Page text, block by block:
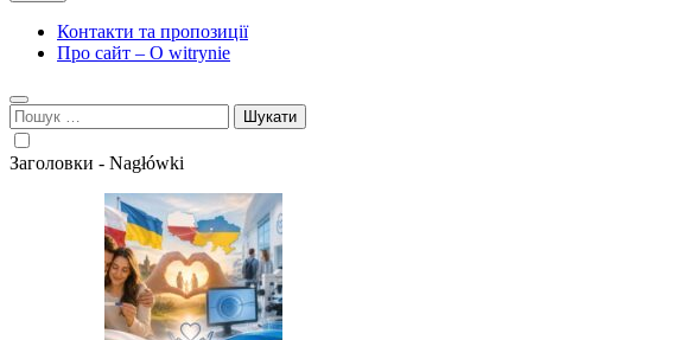
Контакти та пропозиції
Про сайт – O witrynie
Пошук:
Заголовки - Nagłówki